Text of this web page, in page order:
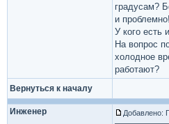
градусам?
и
У кого есть
На вопрос
холодное
работают?
Вернуться к началу
Инженер Добавлено: